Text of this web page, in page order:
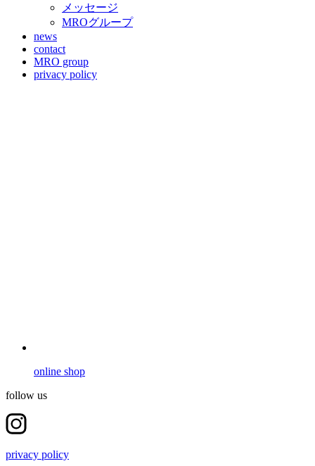
メッセージ
MROグループ
news
contact
MRO group
privacy policy
online shop
follow us
privacy policy